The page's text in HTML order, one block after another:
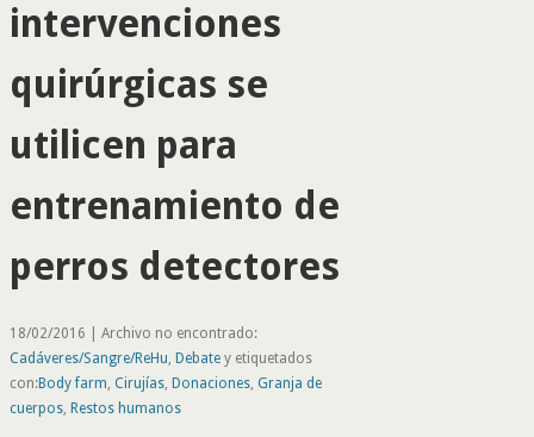
intervenciones
quirúrgicas se
utilicen para
entrenamiento de
perros detectores
18/02/2016 | Archivo no encontrado:
Cadáveres/Sangre/ReHu, Debatey etiquetados
con:Body farm, Cirujías, Donaciones, Granja de
cuerpos, Restos humanos